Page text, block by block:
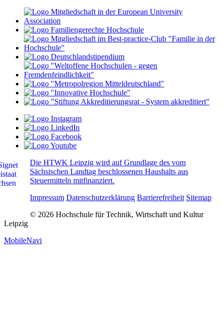
Die HTWK Leipzig wird auf Grundlage des vom
Sächsischen Landtag beschlossenen Haushalts aus
Steuermitteln mitfinanziert.
Impressum Datenschutzerklärung Barrierefreiheit Sitemap
© 2026 Hochschule für Technik, Wirtschaft und Kultur
Leipzig
MobileNavi